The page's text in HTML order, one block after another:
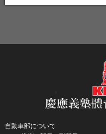
自動車部について